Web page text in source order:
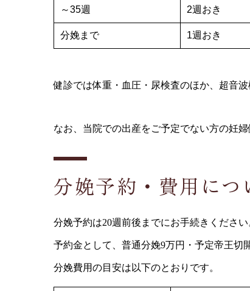
～35週 2週おき
分娩まで 1週おき
健診では体重・血圧・尿検査のほか、超音
なお、当院での出産をご予定でない方の妊
分娩予約・費用につ
分娩予約は20週前後までにお手続きくださ
予約金として、普通分娩9万円・予定帝王切
分娩費用の目安は以下のとおりです。